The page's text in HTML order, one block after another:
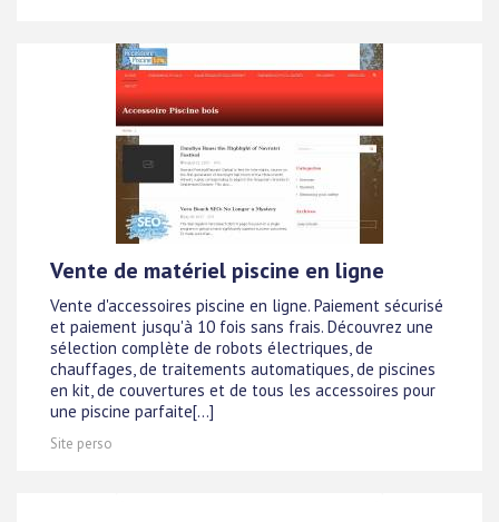
Vente de matériel piscine en ligne
Vente d'accessoires piscine en ligne. Paiement sécurisé
et paiement jusqu'à 10 fois sans frais. Découvrez une
sélection complète de robots électriques, de
chauffages, de traitements automatiques, de piscines
en kit, de couvertures et de tous les accessoires pour
une piscine parfaite[...]
Site perso